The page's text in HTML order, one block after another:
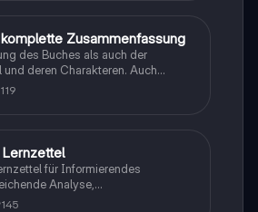
Zusammenfassung
des Buches als auch der
und deren Charakteren. Auch
ohne KI erstellt
119
Lernzettel
für Informierendes
Analyse,
Gedicht..
145